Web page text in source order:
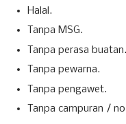
Halal.
Tanpa MSG.
Tanpa perasa buatan.
Tanpa pewarna.
Tanpa pengawet.
Tanpa campuran /